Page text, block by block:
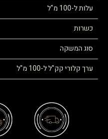
עלות ל-100 מ"ל
כשרות
סוג המשקה
ערך קלורי קק"ל ל-100 מ"ל